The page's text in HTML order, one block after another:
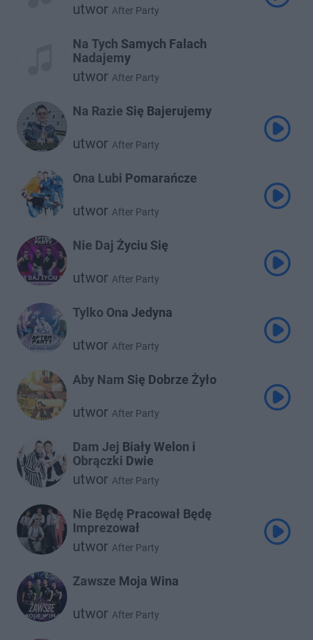
utwor After Party
Na Tych Samych Falach
Nadajemy
utwor After Party
Na Razie Się Bajerujemy
utwor After Party
Ona Lubi Pomarańcze
utwor After Party
Nie Daj Życiu Się
utwor After Party
Tylko Ona Jedyna
utwor After Party
Aby Nam Się Dobrze Żyło
utwor After Party
Dam Jej Biały Welon i
Obrączki Dwie
utwor After Party
Nie Będę Pracował Będę
Imprezował
utwor After Party
Zawsze Moja Wina
utwor After Party